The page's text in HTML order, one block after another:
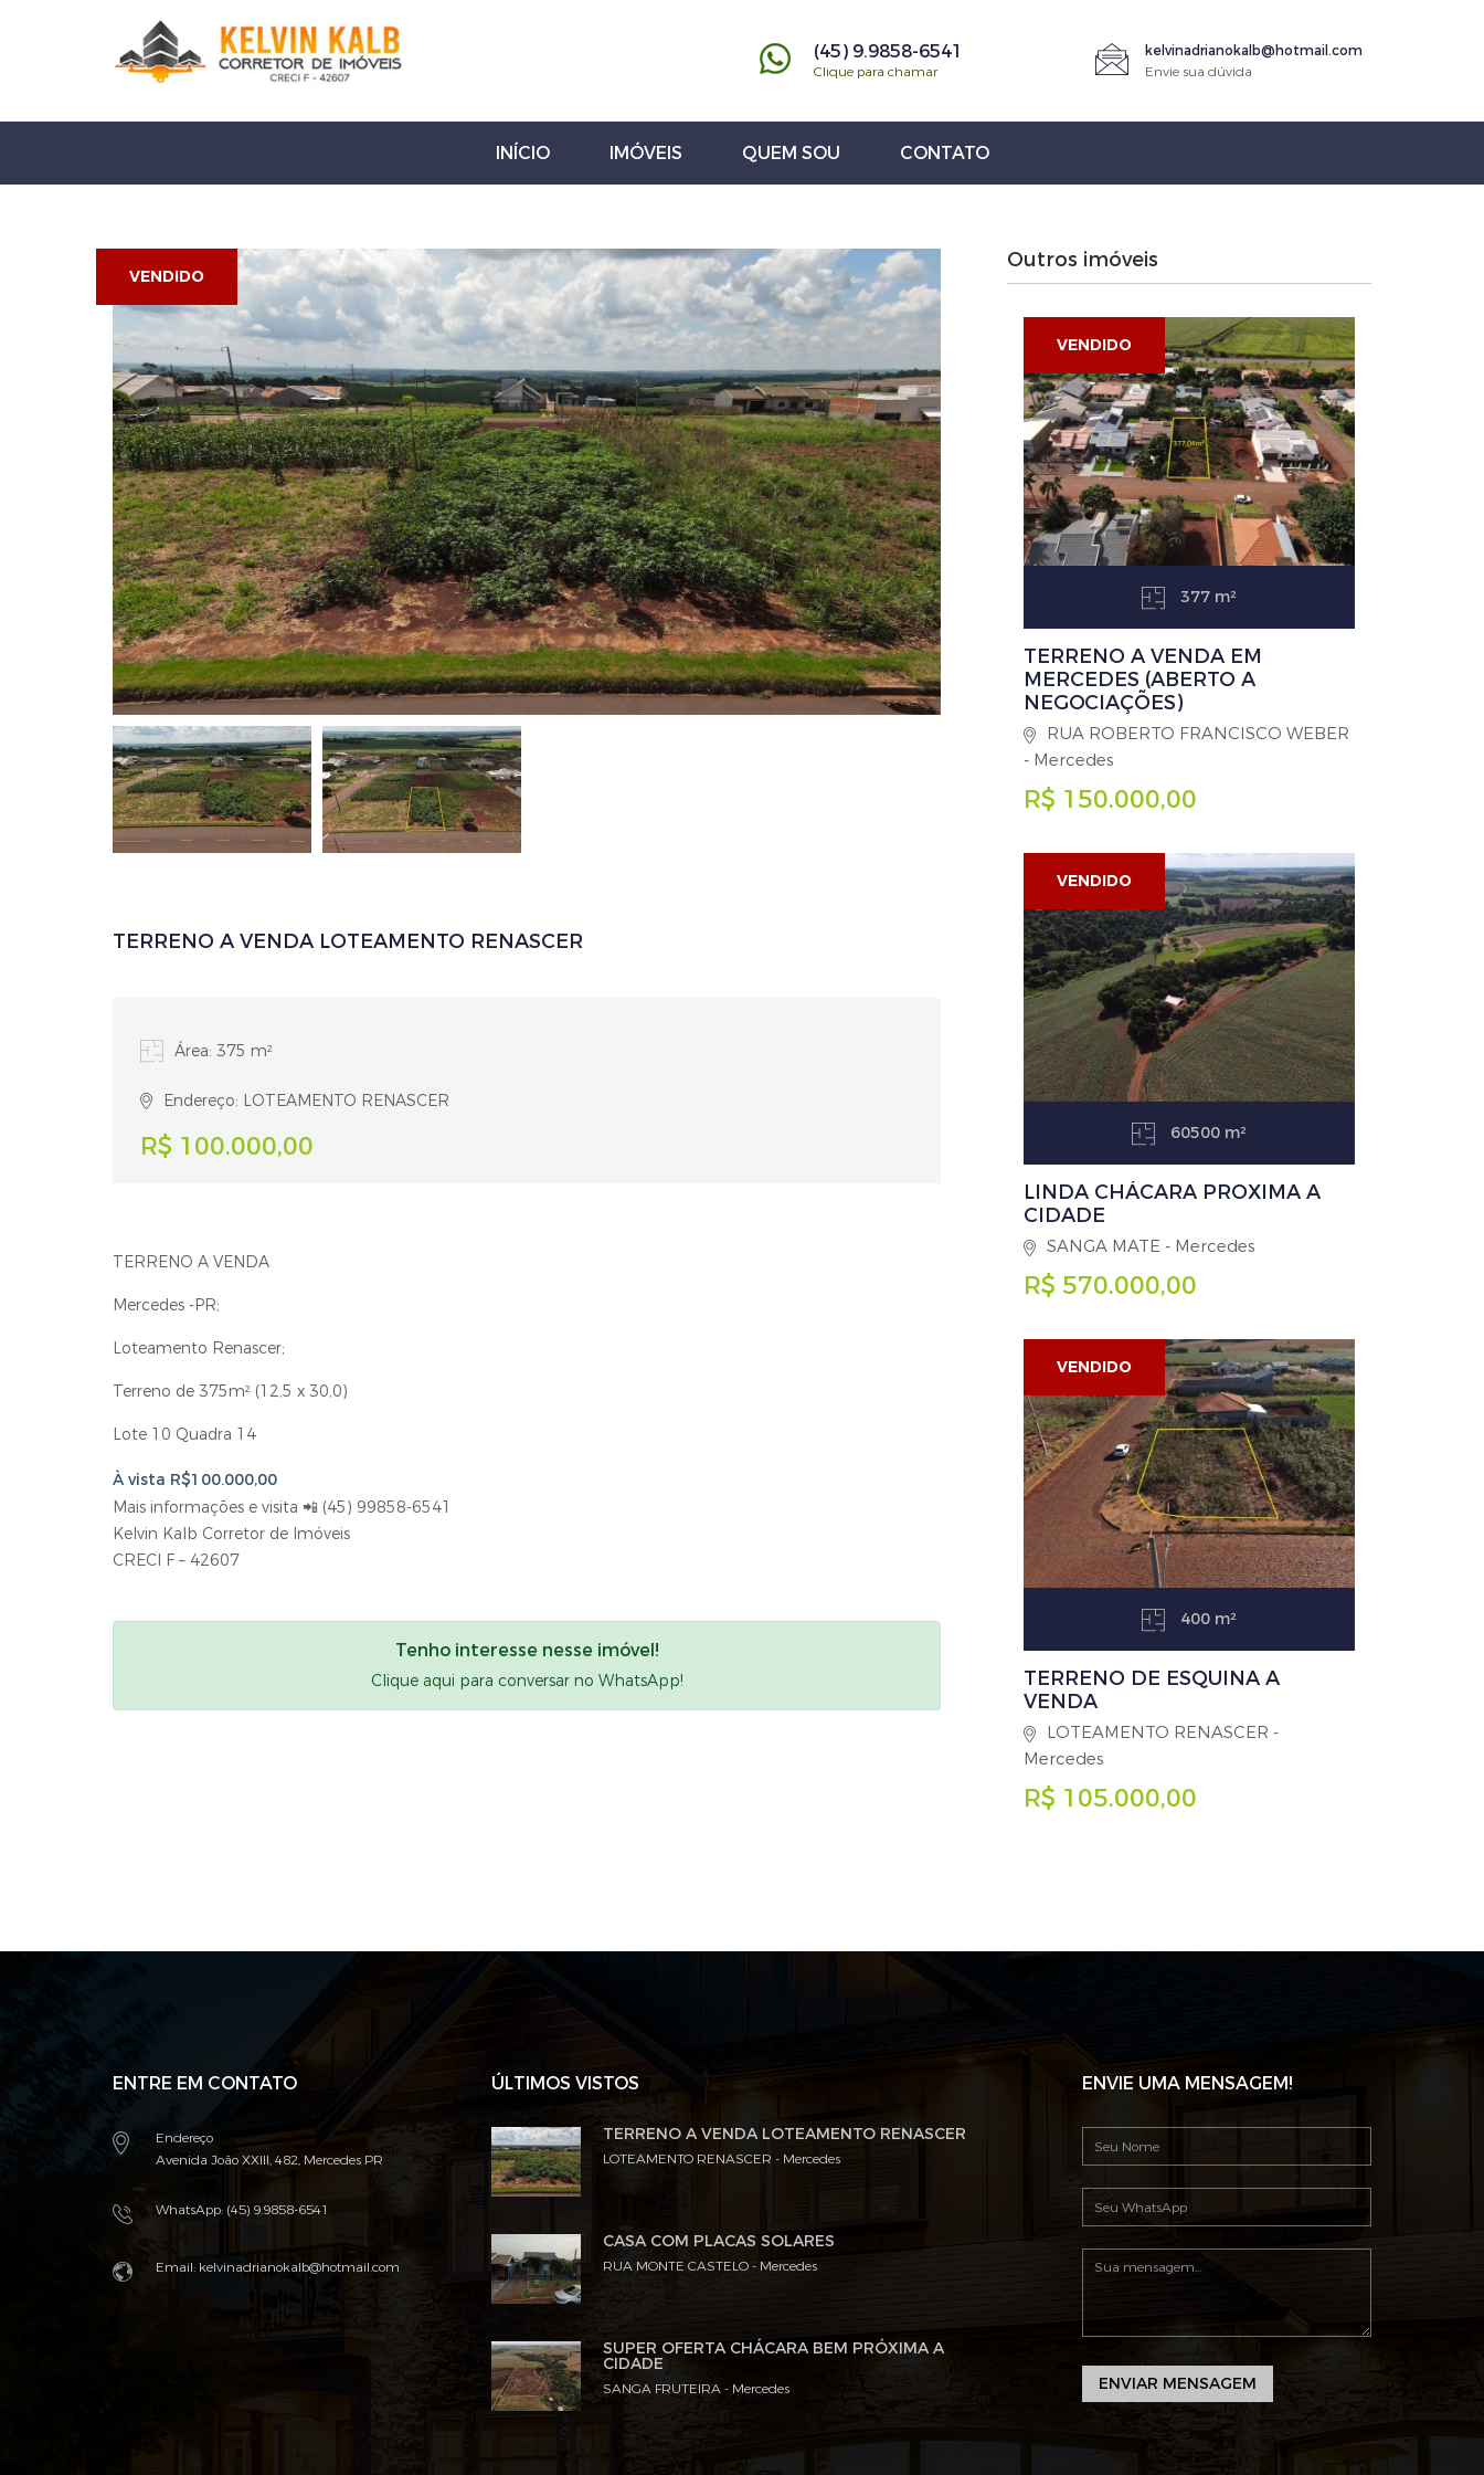
(45) 9.9858-6541
Clique para chamar
kelvinadrianokalb@hotmail.com
Envie sua dúvida
INÍCIO IMÓVEIS QUEM SOU CONTATO
VENDIDO
TERRENO A VENDA LOTEAMENTO RENASCER
Área: 375 m²
Endereço: LOTEAMENTO RENASCER
R$ 100.000,00
TERRENO A VENDA
Mercedes -PR;
Loteamento Renascer;
Terreno de 375m² (12,5 x 30,0)
Lote 10 Quadra 14
À vista R$100.000,00
Mais informações e visita 📲 (45) 99858-6541
Kelvin Kalb Corretor de Imóveis
CRECI F – 42607
Tenho interesse nesse imóvel!
Clique aqui para conversar no WhatsApp!
Outros imóveis
VENDIDO
377 m²
TERRENO A VENDA EM
MERCEDES (ABERTO A
NEGOCIAÇÕES)
RUA ROBERTO FRANCISCO WEBER
- Mercedes
R$ 150.000,00
VENDIDO
60500 m²
LINDA CHÁCARA PROXIMA A
CIDADE
SANGA MATE - Mercedes
R$ 570.000,00
VENDIDO
400 m²
TERRENO DE ESQUINA A
VENDA
LOTEAMENTO RENASCER -
Mercedes
R$ 105.000,00
ENTRE EM CONTATO
Endereço
Avenida João XXIII, 482, Mercedes PR
WhatsApp: (45) 9.9858-6541
Email: kelvinadrianokalb@hotmail.com
ÚLTIMOS VISTOS
TERRENO A VENDA LOTEAMENTO RENASCER
LOTEAMENTO RENASCER - Mercedes
CASA COM PLACAS SOLARES
RUA MONTE CASTELO - Mercedes
SUPER OFERTA CHÁCARA BEM PRÓXIMA A
CIDADE
SANGA FRUTEIRA - Mercedes
ENVIE UMA MENSAGEM!
ENVIAR MENSAGEM